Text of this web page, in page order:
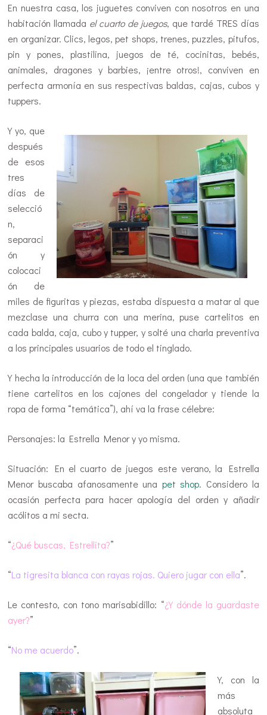
En nuestra casa, los juguetes conviven con nosotros en una
habitación llamada el cuarto de juegos, que tardé TRES días
en organizar. Clics, legos, pet shops, trenes, puzzles, pitufos,
pin y pones, plastilina, juegos de té, cocinitas, bebés,
animales, dragones y barbies, ¡entre otros!, conviven en
perfecta armonía en sus respectivas baldas, cajas, cubos y
tuppers.
Y yo, que
después
de esos
tres
días de
selecció
n,
separaci
ón y
colocaci
ón de
miles de figuritas y piezas, estaba dispuesta a matar al que
mezclase una churra con una merina, puse cartelitos en
cada balda, caja, cubo y tupper, y solté una charla preventiva
a los principales usuarios de todo el tinglado.
Y hecha la introducción de la loca del orden (una que también
tiene cartelitos en los cajones del congelador y tiende la
ropa de forma “temática”), ahí va la frase célebre:
Personajes: la Estrella Menor y yo misma.
Situación: En el cuarto de juegos este verano, la Estrella
Menor buscaba afanosamente una pet shop. Considero la
ocasión perfecta para hacer apología del orden y añadir
acólitos a mi secta.
“¿Qué buscas, Estrellita?”
“La tigresita blanca con rayas rojas. Quiero jugar con ella”.
Le contesto, con tono marisabidillo: “¿Y dónde la guardaste
ayer?”
“No me acuerdo”.
Y, con la
más
absoluta